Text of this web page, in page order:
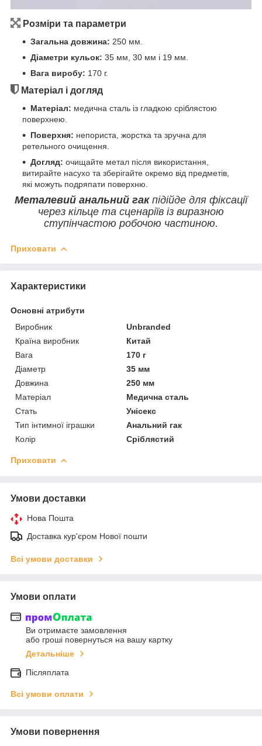
Розміри та параметри
Загальна довжина: 250 мм.
Діаметри кульок: 35 мм, 30 мм і 19 мм.
Вага виробу: 170 г.
Матеріал і догляд
Матеріал: медична сталь із гладкою сріблястою
поверхнею.
Поверхня: непориста, жорстка та зручна для
ретельного очищення.
Догляд: очищайте метал після використання,
витирайте насухо та зберігайте окремо від предметів,
які можуть подряпати поверхню.
Металевий анальний гакпідійде для фіксації
через кільце та сценаріїв із виразною
ступінчастою робочою частиною.
Приховати
Характеристики
Основні атрибути
Виробник
Unbranded
Країна виробник
Китай
Вага
170 г
Діаметр
35 мм
Довжина
250 мм
Матеріал
Медична сталь
Стать
Унісекс
Тип інтимної іграшки
Анальний гак
Колір
Сріблястий
Приховати
Умови доставки
Нова Пошта
Доставка кур'єром Нової пошти
Всі умови доставки
Умови оплати
Ви отримаєте замовлення
або гроші повернуться на вашу картку
Детальніше
Післяплата
Всі умови оплати
Умови повернення